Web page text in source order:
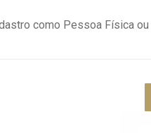
como Pessoa Física